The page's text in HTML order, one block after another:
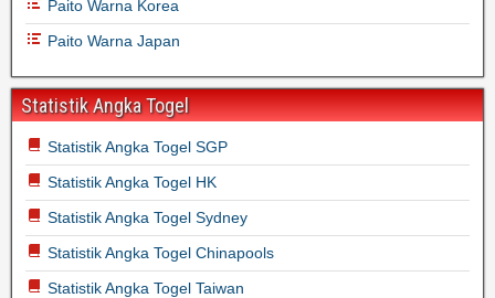
Paito Warna Korea
Paito Warna Japan
Statistik Angka Togel
Statistik Angka Togel SGP
Statistik Angka Togel HK
Statistik Angka Togel Sydney
Statistik Angka Togel Chinapools
Statistik Angka Togel Taiwan